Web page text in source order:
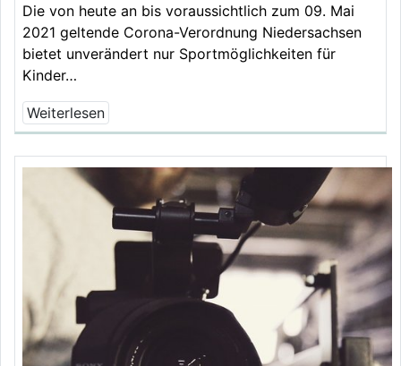
Die von heute an bis voraussichtlich zum 09. Mai
2021 geltende Corona-Verordnung Niedersachsen
bietet unverändert nur Sportmöglichkeiten für
Kinder…
Weiterlesen